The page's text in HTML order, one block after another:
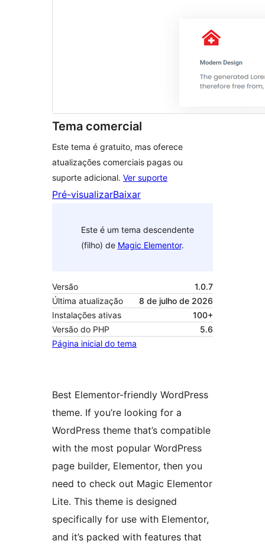
Tema comercial
Este tema é gratuito, mas oferece
atualizações comerciais pagas ou
suporte adicional. Ver suporte
Pré-visualizarBaixar
Este é um tema descendente
(filho) de Magic Elementor.
Versão
1.0.7
Última atualização
8 de julho de 2026
Instalações ativas
100+
Versão do PHP
5.6
Página inicial do tema
Best Elementor-friendly WordPress
theme. If you’re looking for a
WordPress theme that’s compatible
with the most popular WordPress
page builder, Elementor, then you
need to check out Magic Elementor
Lite. This theme is designed
specifically for use with Elementor,
and it’s packed with features that